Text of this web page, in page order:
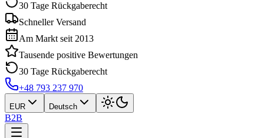
30 Tage Rückgaberecht
Schneller Versand
Am Markt seit 2013
Tausende positive Bewertungen
30 Tage Rückgaberecht
+48 793 237 970
EUR Deutsch
B2B